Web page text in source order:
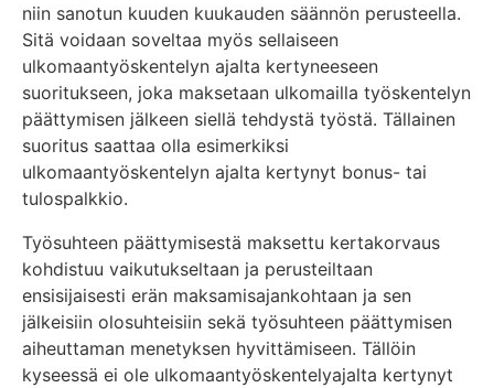
niin sanotun kuuden kuukauden säännön perusteella.
Sitä voidaan soveltaa myös sellaiseen
ulkomaantyöskentelyn ajalta kertyneeseen
suoritukseen, joka maksetaan ulkomailla työskentelyn
päättymisen jälkeen siellä tehdystä työstä. Tällainen
suoritus saattaa olla esimerkiksi
ulkomaantyöskentelyn ajalta kertynyt bonus- tai
tulospalkkio.
Työsuhteen päättymisestä maksettu kertakorvaus
kohdistuu vaikutukseltaan ja perusteiltaan
ensisijaisesti erän maksamisajankohtaan ja sen
jälkeisiin olosuhteisiin sekä työsuhteen päättymisen
aiheuttaman menetyksen hyvittämiseen. Tällöin
kyseessä ei ole ulkomaantyöskentelyajalta kertynyt